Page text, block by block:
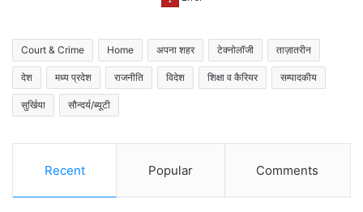
Court & Crime Home अपना शहर टेक्नोलॉजी ताज़ातरीन
देश मध्य प्रदेश राजनीति विदेश शिक्षा व कैरियर सम्पादकीय
सुर्खिया सौन्दर्य/ब्यूटी
Recent Popular Comments